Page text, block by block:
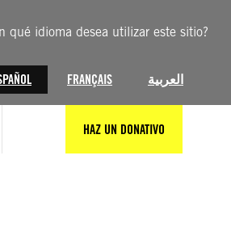
qué idioma desea utilizar este sitio?
FRANÇAIS العربية
HAZ UN DONATIVO